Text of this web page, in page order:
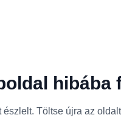
hibába
Töltse újra az